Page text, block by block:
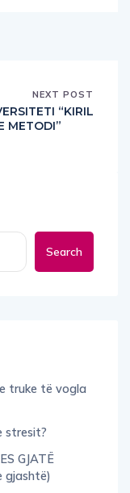
NEXT POST
“KIRIL
METODI”
Search
truke të vogla
stresit?
GJATË
gjashtë)